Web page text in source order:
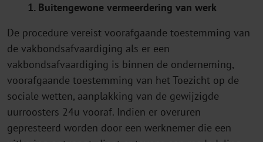
1. Buitengewone vermeerdering van werk
De procedure vereist voorafgaande toestemming van
de vakbondsafvaardiging als er een
vakbondsafvaardiging is binnen de onderneming,
voorafgaande toestemming van het Toezicht op de
sociale wetten, aanplakking van de gewijzigde
uurroosters 24u vooraf. Indien er overuren
gepresteerd worden door een werknemer die een